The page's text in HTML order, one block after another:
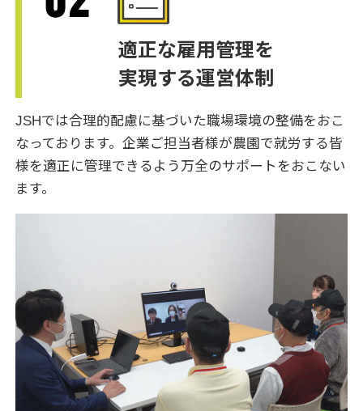
適正な雇用管理を
実現する運営体制
JSHでは合理的配慮に基づいた職場環境の整備をおこ
なっております。企業ご担当者様が農園で就労する皆
様を適正に管理できるよう万全のサポートをおこない
ます。